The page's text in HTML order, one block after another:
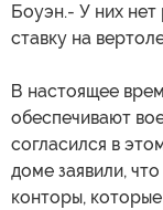
Боуэн.- У них
ставку на
В настоящее
обеспечивают
согласился в
доме заявили,
конторы,